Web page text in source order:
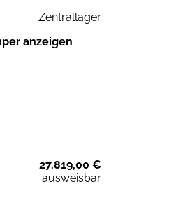
Zentrallager
anzeigen
27.819,00 €
ausweisbar